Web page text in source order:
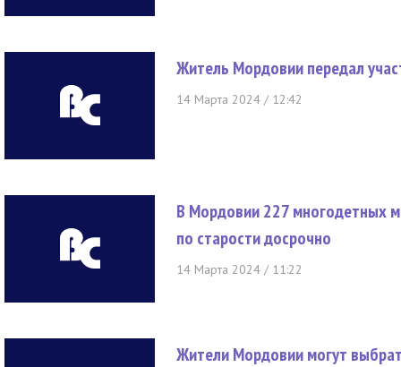
Житель Мордовии передал
14 Марта 2024 / 12:42
В Мордовии 227 многодетных
по старости досрочно
14 Марта 2024 / 11:22
Жители Мордовии могут